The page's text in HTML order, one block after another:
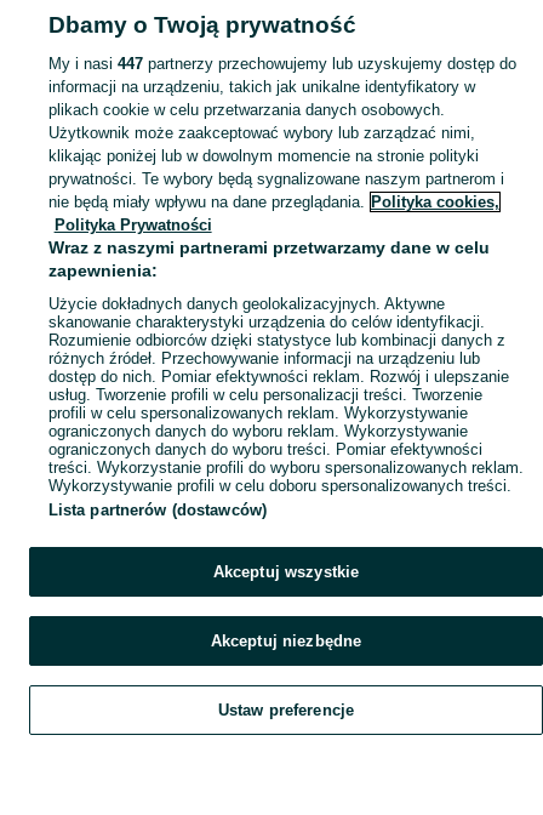
Popularne wyszukiwania
ławka ognisko działka budowlana stół z ławkami kamień
Skorzystaj z największego serwisu ogłoszeniowego - Lulkowo i okolice! Kupuj to, czego pragniesz i sprzedawaj to, czego już nie potrzebujesz! Zobacz
Mapa kategorii
Mapa miejscowości
Szukaj Obserwujesz Dodaj Czat Konto
Dbamy o Twoją prywatność
My i nasi 447partnerzy przechowujemy lub uzyskujemy dostęp do
informacji na urządzeniu, takich jak unikalne identyfikatory w
plikach cookie w celu przetwarzania danych osobowych.
Użytkownik może zaakceptować wybory lub zarządzać nimi,
klikając poniżej lub w dowolnym momencie na stronie polityki
prywatności. Te wybory będą sygnalizowane naszym partnerom i
nie będą miały wpływu na dane przeglądania. Polityka cookies,
Polityka Prywatności
Wraz z naszymi partnerami przetwarzamy dane w celu
zapewnienia:
Użycie dokładnych danych geolokalizacyjnych. Aktywne
skanowanie charakterystyki urządzenia do celów identyfikacji.
Rozumienie odbiorców dzięki statystyce lub kombinacji danych z
różnych źródeł. Przechowywanie informacji na urządzeniu lub
dostęp do nich. Pomiar efektywności reklam. Rozwój i ulepszanie
usług. Tworzenie profili w celu personalizacji treści. Tworzenie
profili w celu spersonalizowanych reklam. Wykorzystywanie
ograniczonych danych do wyboru reklam. Wykorzystywanie
ograniczonych danych do wyboru treści. Pomiar efektywności
treści. Wykorzystanie profili do wyboru spersonalizowanych reklam.
Wykorzystywanie profili w celu doboru spersonalizowanych treści.
Lista partnerów (dostawców)
Akceptuj wszystkie
Akceptuj niezbędne
Ustaw preferencje